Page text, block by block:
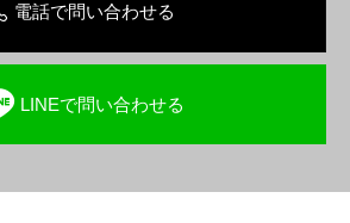
電話で問い合わせる
LINEで問い合わせる